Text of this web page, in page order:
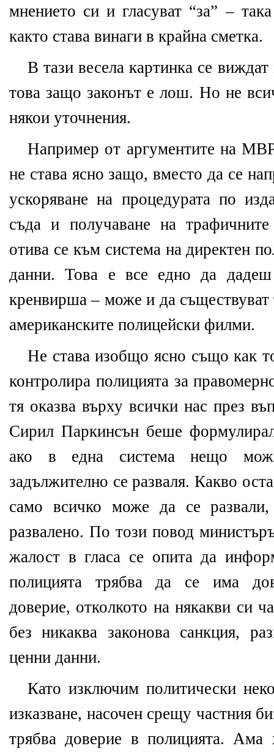
мнението си и гласуват “за” –
както става винаги в крайна сметка.
В тази весела картинка се
това защо законът е лош. Но не
някои уточнения.
Например от аргументите на
не става ясно защо, вместо да се
ускоряване на процедурата по
съда и получаване на
отива се към система на директен
данни. Това е все едно да
кренвирша – може и да съществуват
американските полицейски филми.
Не става изобщо ясно също как
контролира полицията за
тя оказва върху всички нас през
Сирил Паркинсън беше
ако в една система нещо
задължително се разваля. Какво
само всичко може да се
развалено. По този повод
жалост в гласа се опита да
полицията трябва да се има
доверие, отколкото на някакви си
без никаква законова санкция,
ценни данни.
Като изключим политически
изказване, насочен срещу частния
трябва доверие в полицията.